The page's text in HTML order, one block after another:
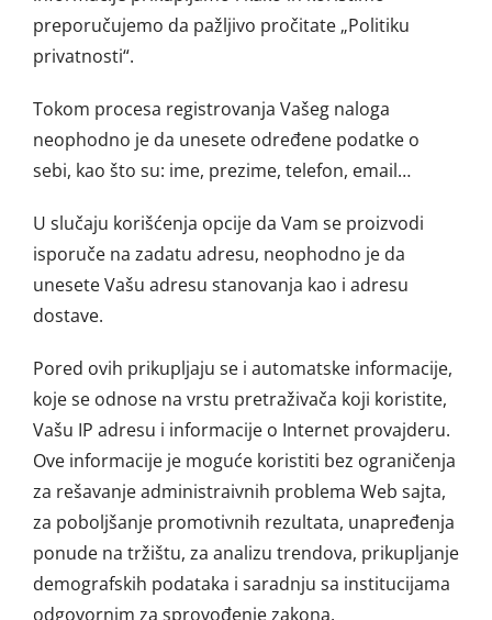
preporučujemo da pažljivo pročitate „Politiku
privatnosti“.
Tokom procesa registrovanja Vašeg naloga
neophodno je da unesete određene podatke o
sebi, kao što su: ime, prezime, telefon, email…
U slučaju korišćenja opcije da Vam se proizvodi
isporuče na zadatu adresu, neophodno je da
unesete Vašu adresu stanovanja kao i adresu
dostave.
Pored ovih prikupljaju se i automatske informacije,
koje se odnose na vrstu pretraživača koji koristite,
Vašu IP adresu i informacije o Internet provajderu.
Ove informacije je moguće koristiti bez ograničenja
za rešavanje administraivnih problema Web sajta,
za poboljšanje promotivnih rezultata, unapređenja
ponude na tržištu, za analizu trendova, prikupljanje
demografskih podataka i saradnju sa institucijama
odgovornim za sprovođenje zakona.